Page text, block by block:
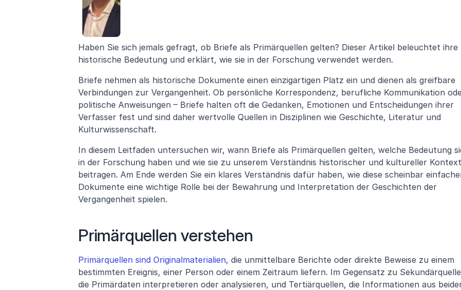
Haben Sie sich jemals gefragt, ob Briefe als Primärquellen gelten? Dieser Artikel beleuchtet ihre
historische Bedeutung und erklärt, wie sie in der Forschung verwendet werden.
Briefe nehmen als historische Dokumente einen einzigartigen Platz ein und dienen als greifbare
Verbindungen zur Vergangenheit. Ob persönliche Korrespondenz, berufliche Kommunikation
politische Anweisungen – Briefe halten oft die Gedanken, Emotionen und Entscheidungen ihrer
Verfasser fest und sind daher wertvolle Quellen in Disziplinen wie Geschichte, Literatur und
Kulturwissenschaft.
In diesem Leitfaden untersuchen wir, wann Briefe als Primärquellen gelten, welche Bedeutung
in der Forschung haben und wie sie zu unserem Verständnis historischer und kultureller
beitragen. Am Ende werden Sie ein klares Verständnis dafür haben, wie diese scheinbar
Dokumente eine wichtige Rolle bei der Bewahrung und Interpretation der Geschichten der
Vergangenheit spielen.
Primärquellen verstehen
Primärquellen sind Originalmaterialien, die unmittelbare Berichte oder direkte Beweise zu einem
bestimmten Ereignis, einer Person oder einem Zeitraum liefern. Im Gegensatz zu
die Primärdaten interpretieren oder analysieren, und Tertiärquellen, die Informationen aus